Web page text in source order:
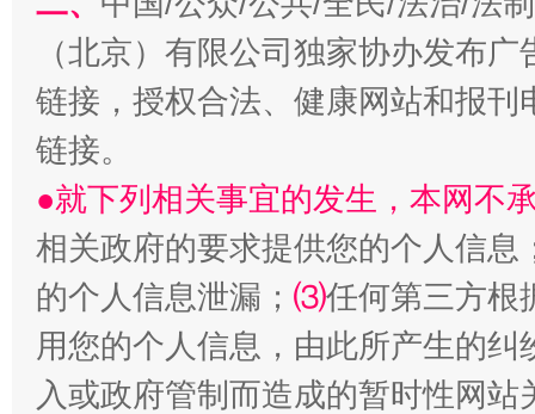
（北京）有限公司独家协办发布
链接，授权合法、健康网站和报
链接。
●就下列相关事宜的发生，本网不
相关政府的要求提供您的个人信息
的个人信息泄漏； ⑶任何第三方根
用您的个人信息，由此所产生的纠
入或政府管制而造成的暂时性网